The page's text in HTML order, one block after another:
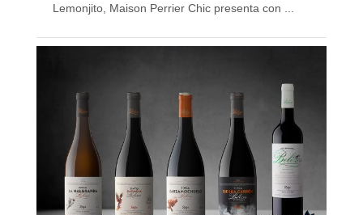
Lemonjito, Maison Perrier Chic presenta con ...